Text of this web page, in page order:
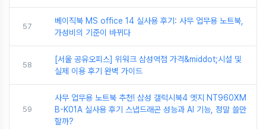
57
베이직북 MS office 14 실사용 후기: 사무 업무용 노트북,
가성비의 기준이 바뀌다
58
[서울 공유오피스] 위워크 삼성역점 가격&middot;시설 및
실제 이용 후기 완벽 가이드
59
사무 업무용 노트북 추천! 삼성 갤럭시북4 엣지 NT960XM
B-K01A 실사용 후기 스냅드래곤 성능과 AI 기능, 정말 쓸만
할까?